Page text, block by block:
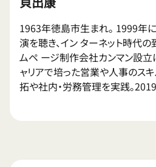
1963年徳島市生まれ。 1999年
演を聴き、イン ターネット時代の
ムペ ージ制作会社カンマン設立
ャリアで培った営業や人事のス
拓や社内・労務管理を実践。